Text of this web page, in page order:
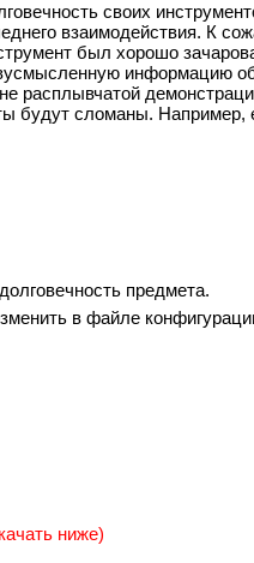
своих
взаимодействия. К
был хорошо
информацию
расплывчатой
будут сломаны. Например,
предмета.
в файле
ниже)